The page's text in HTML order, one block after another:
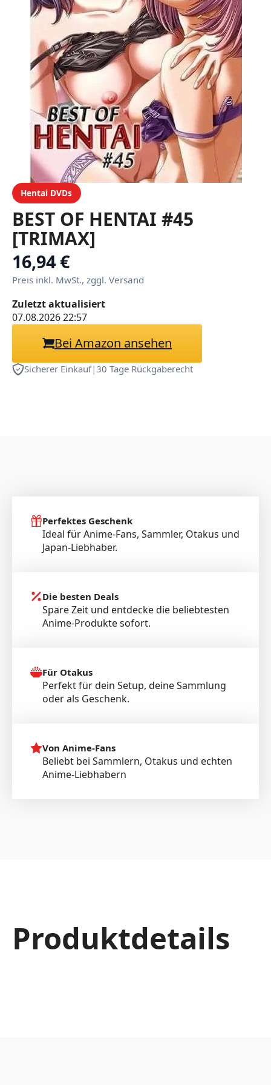
Hentai DVDs
BEST OF HENTAI #45
[TRIMAX]
16,94 €
Preis inkl. MwSt., zggl. Versand
Zuletzt aktualisiert
07.08.2026 22:57
Bei Amazon ansehen
Sicherer Einkauf|30 Tage Rückgaberecht
Perfektes Geschenk
Ideal für Anime-Fans, Sammler, Otakus und
Japan-Liebhaber.
Die besten Deals
Spare Zeit und entdecke die beliebtesten
Anime-Produkte sofort.
Für Otakus
Perfekt für dein Setup, deine Sammlung
oder als Geschenk.
Von Anime-Fans
Beliebt bei Sammlern, Otakus und echten
Anime-Liebhabern
Produktdetails